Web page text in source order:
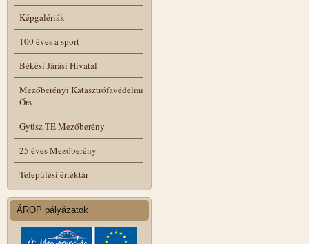
Képgalériák
100 éves a sport
Békési Járási Hivatal
Mezőberényi Katasztrófavédelmi
Őrs
Gyüsz-TE Mezőberény
25 éves Mezőberény
Települési értéktár
ÁROP pályázatok